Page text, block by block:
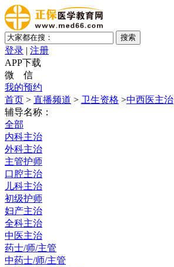
登录 | 注册
APP下载
微 信
我的预约
首页 > 直播频道 > 卫生资格 >中西医主治
辅导名称：
全部
内科主治
外科主治
主管护师
口腔主治
儿科主治
初级护师
妇产主治
全科主治
中医主治
药士/师/主管
中药士/师/主管